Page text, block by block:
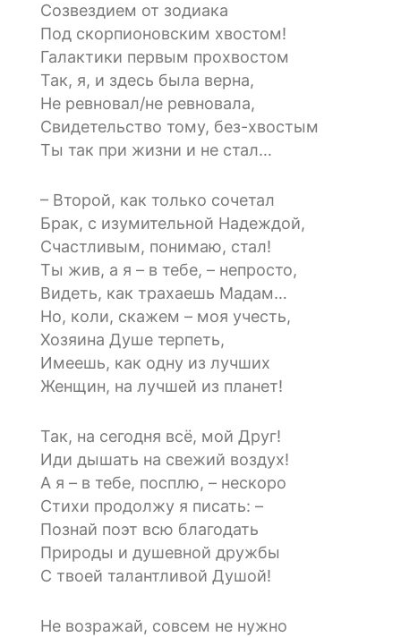
Созвездием от зодиака
Под скорпионовским хвостом!
Галактики первым прохвостом
Так, я, и здесь была верна,
Не ревновал/не ревновала,
Свидетельство тому, без-хвостым
Ты так при жизни и не стал…
– Второй, как только сочетал
Брак, с изумительной Надеждой,
Счастливым, понимаю, стал!
Ты жив, а я – в тебе, – непросто,
Видеть, как трахаешь Мадам…
Но, коли, скажем – моя учесть,
Хозяина Душе терпеть,
Имеешь, как одну из лучших
Женщин, на лучшей из планет!
Так, на сегодня всё, мой Друг!
Иди дышать на свежий воздух!
А я – в тебе, посплю, – нескоро
Стихи продолжу я писать: –
Познай поэт всю благодать
Природы и душевной дружбы
С твоей талантливой Душой!
Не возражай, совсем не нужно